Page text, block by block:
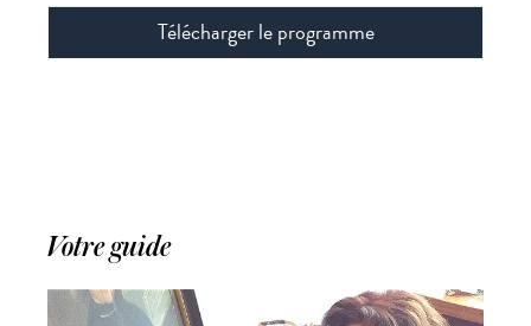
Télécharger le programme
Votre guide